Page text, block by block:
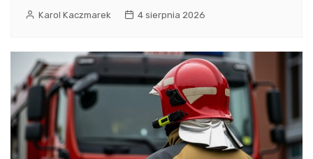
Karol Kaczmarek 4 sierpnia 2026